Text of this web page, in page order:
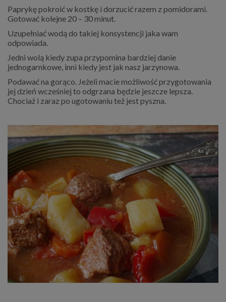
Paprykę pokroić w kostkę i dorzucić razem z pomidorami.
Gotować kolejne 20 – 30 minut.
Uzupełniać wodą do takiej konsystencji jaka wam
odpowiada.
Jedni wolą kiedy zupa przypomina bardziej danie
jednogarnkowe, inni kiedy jest jak nasz jarzynowa.
Podawać na gorąco. Jeżeli macie możliwość przygotowania
jej dzień wcześniej to odgrzana będzie jeszcze lepsza.
Chociaż i zaraz po ugotowaniu też jest pyszna.